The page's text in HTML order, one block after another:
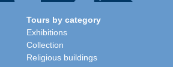
Tours by category
Exhibitions
Collection
Religious buildings